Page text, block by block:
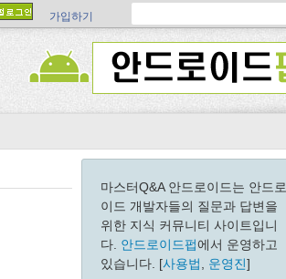
가입하기
마스터Q&A 안드로이드는 안드로
이드 개발자들의 질문과 답변을
위한 지식 커뮤니티 사이트입니
다. 안드로이드펍에서 운영하고
있습니다. [사용법 운영진]